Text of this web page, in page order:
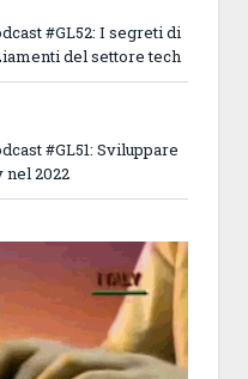
#GL52: I segreti di
del settore tech
#GL51: Sviluppare
nel 2022